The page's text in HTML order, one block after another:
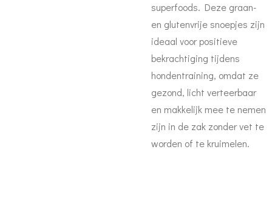
superfoods. Deze graan-
en glutenvrije snoepjes zijn
ideaal voor positieve
bekrachtiging tijdens
hondentraining, omdat ze
gezond, licht verteerbaar
en makkelijk mee te nemen
zijn in de zak zonder vet te
worden of te kruimelen.